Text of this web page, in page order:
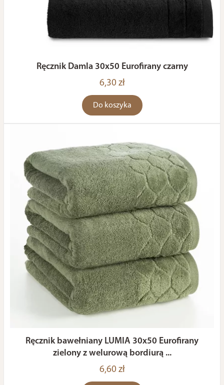
Ręcznik Damla 30x50 Eurofirany czarny
6,30 zł
Do koszyka
Ręcznik bawełniany LUMIA 30x50 Eurofirany
zielony z welurową bordiurą ...
6,60 zł